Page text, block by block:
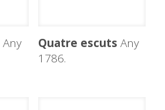
Any
Quatre escuts Any
1786.